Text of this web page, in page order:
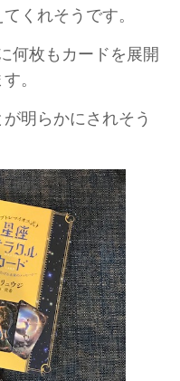
くれそうです。
何枚もカードを展開
。
明らかにされそう